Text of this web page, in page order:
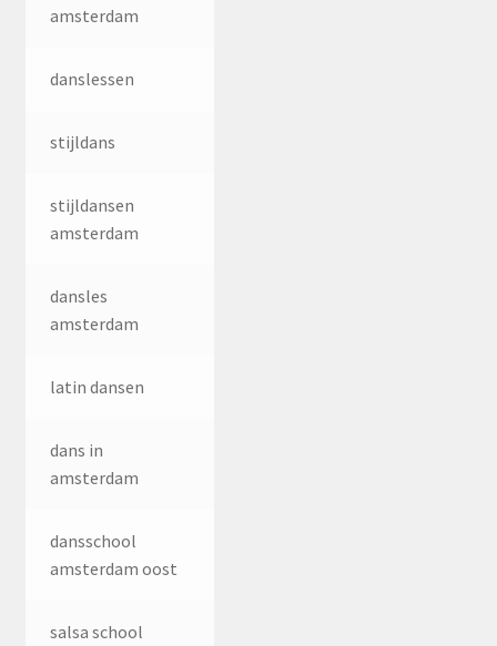
amsterdam
danslessen
stijldans
stijldansen
amsterdam
dansles
amsterdam
latin dansen
dans in
amsterdam
dansschool
amsterdam oost
salsa school